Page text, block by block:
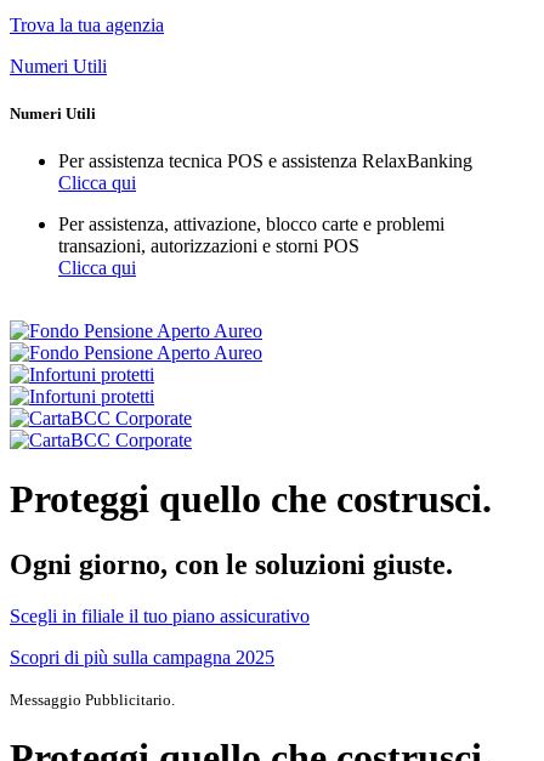
Trova la tua agenzia
Numeri Utili
Numeri Utili
Per assistenza tecnica POS e assistenza RelaxBanking
Clicca qui
Per assistenza, attivazione, blocco carte e problemi
transazioni, autorizzazioni e storni POS
Clicca qui
Proteggi quello che costrusci.
Ogni giorno, con le soluzioni giuste.
Scegli in filiale il tuo piano assicurativo
Scopri di più sulla campagna 2025
Messaggio Pubblicitario.